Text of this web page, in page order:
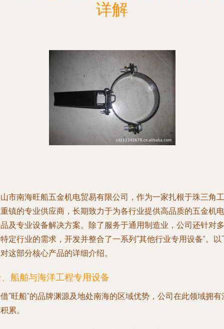
详解
市南海旺船五金机电贸易有限公司，作为一家扎根于珠三角工
镇的专业供应商，长期致力于为各行业提供高品质的五金机电
及专业设备解决方案。除了服务于通用制造业，公司还针对多
定行业的需求，开发并整合了一系列“其他行业专用设备”。以
这部分核心产品的详细介绍。
船舶与海洋工程专用设备
“旺船”的品牌渊源及地处南海的区域优势，公司在此领域拥有
累。